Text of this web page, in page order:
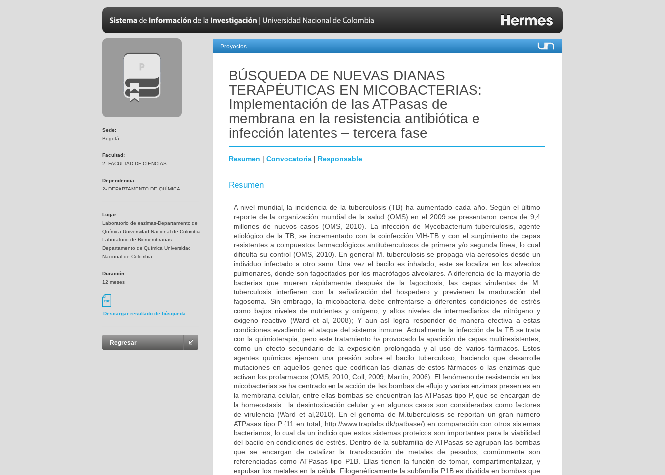
Sede:
Bogotá
Facultad:
2- FACULTAD DE CIENCIAS
Dependencia:
2- DEPARTAMENTO DE QUÍMICA
Lugar:
Laboratorio de enzimas-Departamento de
Química Universidad Nacional de Colombia
Laboratorio de Biomembranas-
Departamento de Química Universidad
Nacional de Colombia
Duración:
12 meses
Descargar resultado de búsqueda
Regresar
Proyectos
BÚSQUEDA DE NUEVAS DIANAS
TERAPÉUTICAS EN MICOBACTERIAS:
Implementación de las ATPasas de
membrana en la resistencia antibiótica e
infección latentes – tercera fase
Resumen | Convocatoria | Responsable
Resumen
A nivel mundial, la incidencia de la tuberculosis (TB) ha aumentado cada año. Según el último
reporte de la organización mundial de la salud (OMS) en el 2009 se presentaron cerca de 9,4
millones de nuevos casos (OMS, 2010). La infección de Mycobacterium tuberculosis, agente
etiológico de la TB, se incrementado con la coinfección VIH-TB y con el surgimiento de cepas
resistentes a compuestos farmacológicos antituberculosos de primera y/o segunda línea, lo cual
dificulta su control (OMS, 2010). En general M. tuberculosis se propaga vía aerosoles desde un
individuo infectado a otro sano. Una vez el bacilo es inhalado, este se localiza en los alveolos
pulmonares, donde son fagocitados por los macrófagos alveolares. A diferencia de la mayoría de
bacterias que mueren rápidamente después de la fagocitosis, las cepas virulentas de M.
tuberculosis interfieren con la señalización del hospedero y previenen la maduración del
fagosoma. Sin embrago, la micobacteria debe enfrentarse a diferentes condiciones de estrés
como bajos niveles de nutrientes y oxígeno, y altos niveles de intermediarios de nitrógeno y
oxigeno reactivo (Ward et al, 2008); Y aun así logra responder de manera efectiva a estas
condiciones evadiendo el ataque del sistema inmune. Actualmente la infección de la TB se trata
con la quimioterapia, pero este tratamiento ha provocado la aparición de cepas multiresistentes,
como un efecto secundario de la exposición prolongada y al uso de varios fármacos. Estos
agentes químicos ejercen una presión sobre el bacilo tuberculoso, haciendo que desarrolle
mutaciones en aquellos genes que codifican las dianas de estos fármacos o las enzimas que
activan los profarmacos (OMS, 2010; Coll, 2009; Martín, 2006). El fenómeno de resistencia en las
micobacterias se ha centrado en la acción de las bombas de eflujo y varias enzimas presentes en
la membrana celular, entre ellas bombas se encuentran las ATPasas tipo P, que se encargan de
la homeostasis , la desintoxicación celular y en algunos casos son consideradas como factores
de virulencia (Ward et al,2010). En el genoma de M.tuberculosis se reportan un gran número
ATPasas tipo P (11 en total; http://www.traplabs.dk/patbase/) en comparación con otros sistemas
bacterianos, lo cual da un indicio que estos sistemas proteicos son importantes para la viabilidad
del bacilo en condiciones de estrés. Dentro de la subfamilia de ATPasas se agrupan las bombas
que se encargan de catalizar la translocación de metales de pesados, comúnmente son
referenciadas como ATPasas tipo P1B. Ellas tienen la función de tomar, compartimentalizar, y
expulsar los metales en la célula. Filogenéticamente la subfamilia P1B es dividida en bombas que